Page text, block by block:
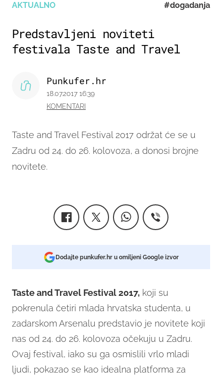
AKTUALNO #dogadanja
Predstavljeni noviteti
festivala Taste and Travel
Taste and Travel Festival 2017 održat će se u
Zadru od 24. do 26. kolovoza, a donosi brojne
novitete.
Punkufer.hr
18.07.2017 16:39
KOMENTARI
Dodajte punkufer.hr u omiljeni Google izvor
Taste and Travel Festival 2017, koji su
pokrenula četiri mlada hrvatska studenta, u
zadarskom Arsenalu predstavio je novitete koji
nas od 24. do 26. kolovoza očekuju u Zadru.
Ovaj festival, iako su ga osmislili vrlo mladi
ljudi, pokazao se kao idealna platforma za